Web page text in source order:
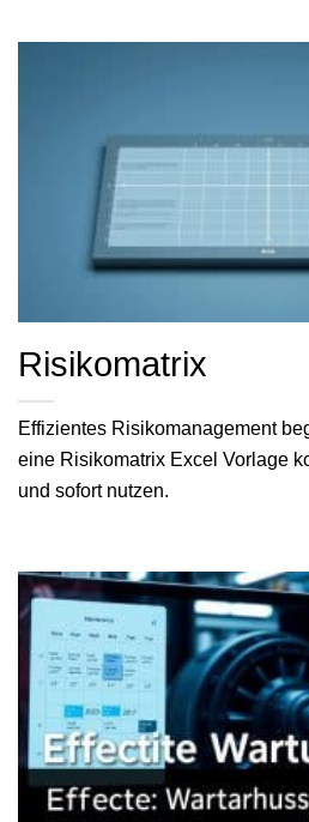
Risikomatrix
Effizientes Risikomanagement
eine Risikomatrix Excel Vorlage
und sofort nutzen.